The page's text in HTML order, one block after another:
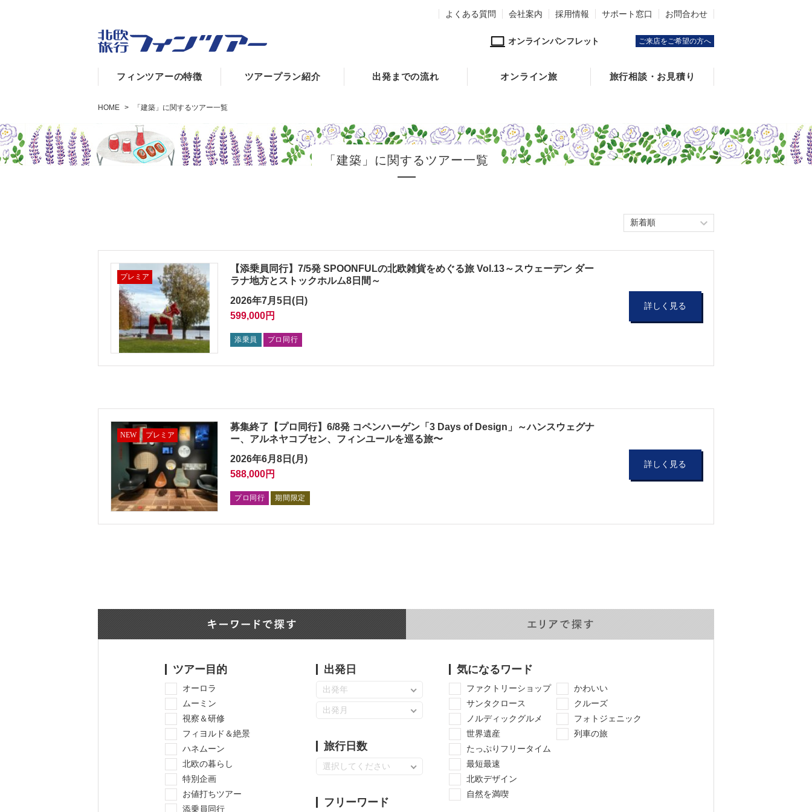
よくある質問 会社案内 採用情報 サポート窓口 お問合わせ
オンラインパンフレット ご来店をご希望の方へ
フィンツアーの特徴 ツアープラン紹介 出発までの流れ オンライン旅 旅行相談・お見積り
HOME > 「建築」に関するツアー一覧
「建築」に関するツアー一覧
プレミア
【添乗員同行】7/5発 SPOONFULの北欧雑貨をめぐる旅 Vol.13～スウェーデン ダー
ラナ地方とストックホルム8日間～
2026年7月5日(日)
599,000円
添乗員 プロ同行
詳しく見る
NEW プレミア
募集終了【プロ同行】6/8発 コペンハーゲン「3 Days of Design」～ハンスウェグナ
ー、アルネヤコブセン、フィンユールを巡る旅〜
2026年6月8日(月)
588,000円
プロ同行 期間限定
詳しく見る
ツアー目的
オーロラ
ムーミン
視察＆研修
フィヨルド＆絶景
ハネムーン
北欧の暮らし
特別企画
お値打ちツアー
添乗員同行
出発日
出発年
出発月
旅行日数
選択してください
フリーワード
気になるワード
ファクトリーショップ
かわいい
サンタクロース
クルーズ
ノルディックグルメ
フォトジェニック
世界遺産
列車の旅
たっぷりフリータイム
最短最速
北欧デザイン
自然を満喫